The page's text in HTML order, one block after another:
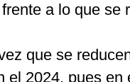
frente a lo que se
que se
el 2024, pues en